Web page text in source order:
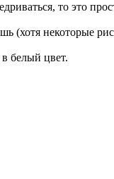
то это
некоторые
белый цвет.